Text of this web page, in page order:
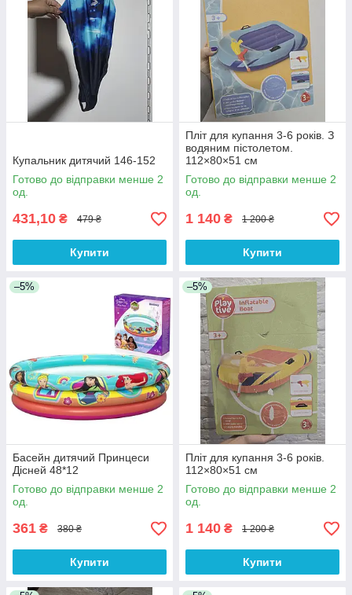
Купальник дитячий 146-152
Готово до відправки менше 2
од.
431,10 ₴ 479 ₴
Купити
Пліт для купання 3-6 років. З
водяним пістолетом.
112×80×51 см
Готово до відправки менше 2
од.
1 140 ₴ 1 200 ₴
Купити
–5%
Басейн дитячий Принцеси
Дісней 48*12
Готово до відправки менше 2
од.
361 ₴ 380 ₴
Купити
–5%
Пліт для купання 3-6 років.
112×80×51 см
Готово до відправки менше 2
од.
1 140 ₴ 1 200 ₴
Купити